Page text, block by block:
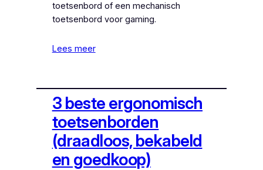
toetsenbord of een mechanisch
toetsenbord voor gaming.
Lees meer
3 beste ergonomisch
toetsenborden
(draadloos, bekabeld
en goedkoop)